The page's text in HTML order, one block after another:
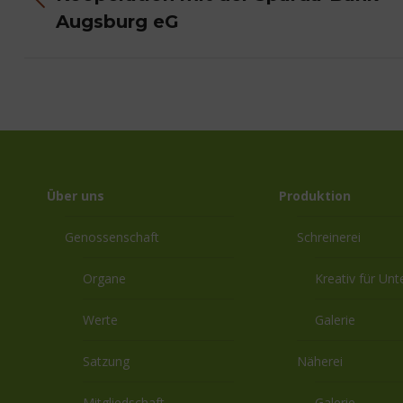
Vorheriger
Beitrag:
Augsburg eG
Über uns
Genossenschaft
Organe
Werte
Satzung
Produktion
Schreinerei
Kreativ für
Galerie
Näherei